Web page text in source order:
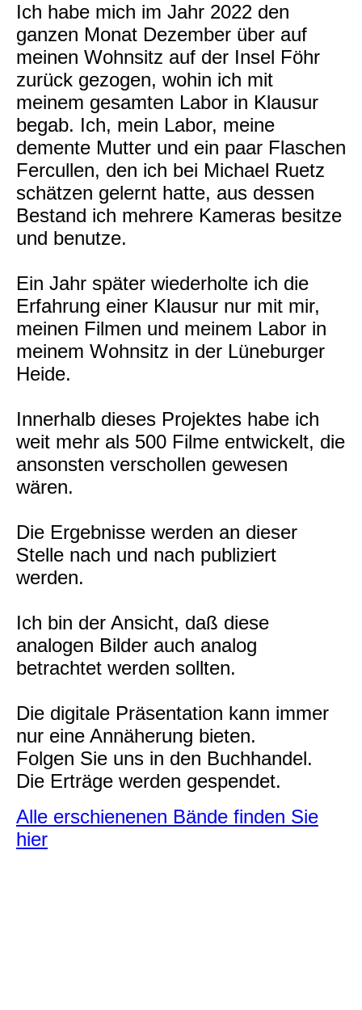
Ich habe mich im Jahr 2022 den
ganzen Monat Dezember über auf
meinen Wohnsitz auf der Insel Föhr
zurück gezogen, wohin ich mit
meinem gesamten Labor in Klausur
begab. Ich, mein Labor, meine
demente Mutter und ein paar Flaschen
Fercullen, den ich bei Michael Ruetz
schätzen gelernt hatte, aus dessen
Bestand ich mehrere Kameras besitze
und benutze.
Ein Jahr später wiederholte ich die
Erfahrung einer Klausur nur mit mir,
meinen Filmen und meinem Labor in
meinem Wohnsitz in der Lüneburger
Heide.
Innerhalb dieses Projektes habe ich
weit mehr als 500 Filme entwickelt, die
ansonsten verschollen gewesen
wären.
Die Ergebnisse werden an dieser
Stelle nach und nach publiziert
werden.
Ich bin der Ansicht, daß diese
analogen Bilder auch analog
betrachtet werden sollten.
Die digitale Präsentation kann immer
nur eine Annäherung bieten.
Folgen Sie uns in den Buchhandel.
Die Erträge werden gespendet.
Alle erschienenen Bände finden Sie
hier